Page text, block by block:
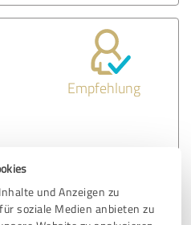
und Anzeigen zu
soziale Medien anbieten zu
Empfehlung
zu: